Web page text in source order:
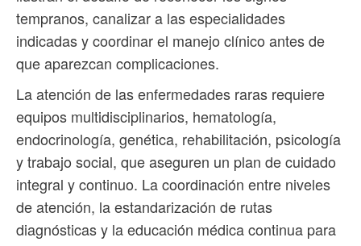
tempranos, canalizar a las especialidades
indicadas y coordinar el manejo clínico antes de
que aparezcan complicaciones.
La atención de las enfermedades raras requiere
equipos multidisciplinarios, hematología,
endocrinología, genética, rehabilitación, psicología
y trabajo social, que aseguren un plan de cuidado
integral y continuo. La coordinación entre niveles
de atención, la estandarización de rutas
diagnósticas y la educación médica continua para